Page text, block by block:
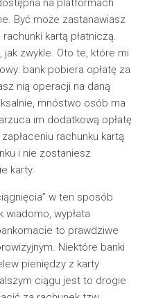
na platformach
Być może zastanawiasz
kartą płatniczą.
zwykle. Oto te, które mi
bank pobiera opłatę za
nią operacji na daną
mnóstwo osób ma
im dodatkową opłatę
rachunku kartą
i nie zostaniesz
karty.
w ten sposób
wiadomo, wypłata
to prawdziwe
Niektóre banki
pieniędzy z karty
ciągu jest to drogie